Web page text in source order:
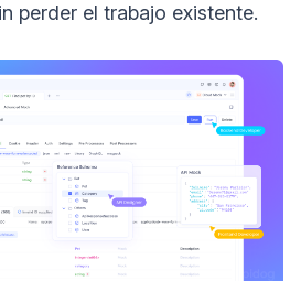
perder el trabajo existente.